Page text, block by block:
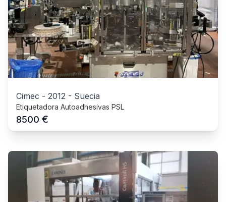
Cimec - 2012 - Suecia
Etiquetadora Autoadhesivas PSL
8500 €